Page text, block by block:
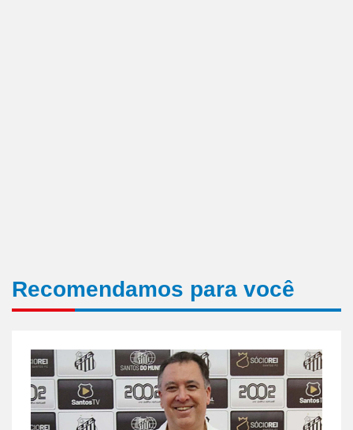
Recomendamos para você